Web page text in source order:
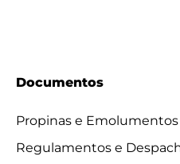
Documentos
Propinas e Emolumentos
Regulamentos e